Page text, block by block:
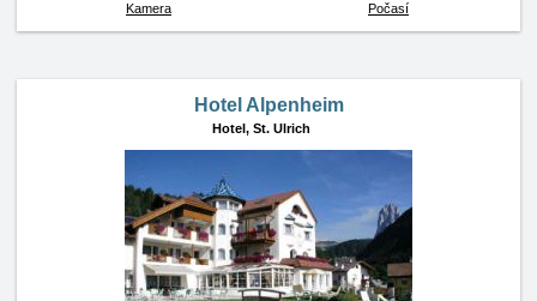
Kamera Počasí
Hotel Alpenheim
Hotel, St. Ulrich